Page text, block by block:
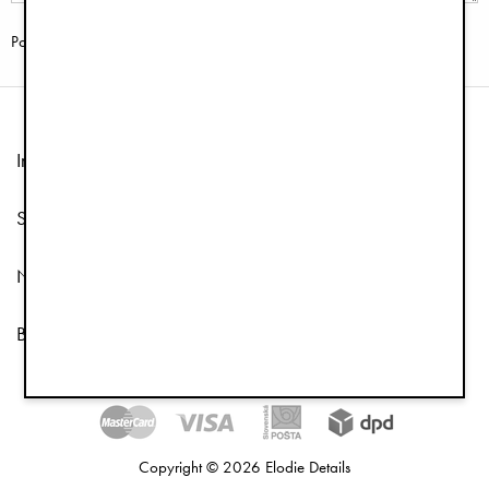
Poslať
Informácie
Služby zákazníkom
Nasleduj nás
Bulletin a e-mailový marketing
Copyright © 2026 Elodie Details